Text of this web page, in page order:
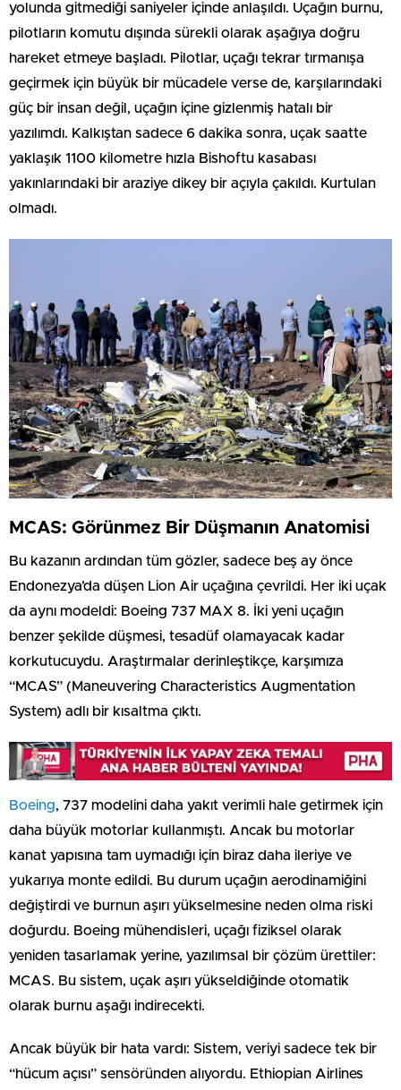
yolunda gitmediği saniyeler içinde anlaşıldı. Uçağın burnu,
pilotların komutu dışında sürekli olarak aşağıya doğru
hareket etmeye başladı. Pilotlar, uçağı tekrar tırmanışa
geçirmek için büyük bir mücadele verse de, karşılarındaki
güç bir insan değil, uçağın içine gizlenmiş hatalı bir
yazılımdı. Kalkıştan sadece 6 dakika sonra, uçak saatte
yaklaşık 1100 kilometre hızla Bishoftu kasabası
yakınlarındaki bir araziye dikey bir açıyla çakıldı. Kurtulan
olmadı.
MCAS: Görünmez Bir Düşmanın Anatomisi
Bu kazanın ardından tüm gözler, sadece beş ay önce
Endonezya’da düşen Lion Air uçağına çevrildi. Her iki uçak
da aynı modeldi: Boeing 737 MAX 8. İki yeni uçağın
benzer şekilde düşmesi, tesadüf olamayacak kadar
korkutucuydu. Araştırmalar derinleştikçe, karşımıza
“MCAS” (Maneuvering Characteristics Augmentation
System) adlı bir kısaltma çıktı.
Boeing, 737 modelini daha yakıt verimli hale getirmek için
daha büyük motorlar kullanmıştı. Ancak bu motorlar
kanat yapısına tam uymadığı için biraz daha ileriye ve
yukarıya monte edildi. Bu durum uçağın aerodinamiğini
değiştirdi ve burnun aşırı yükselmesine neden olma riski
doğurdu. Boeing mühendisleri, uçağı fiziksel olarak
yeniden tasarlamak yerine, yazılımsal bir çözüm ürettiler:
MCAS. Bu sistem, uçak aşırı yükseldiğinde otomatik
olarak burnu aşağı indirecekti.
Ancak büyük bir hata vardı: Sistem, veriyi sadece tek bir
“hücum açısı” sensöründen alıyordu. Ethiopian Airlines